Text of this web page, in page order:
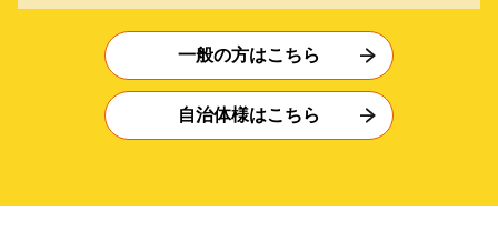
一般の方はこちら
自治体様はこちら